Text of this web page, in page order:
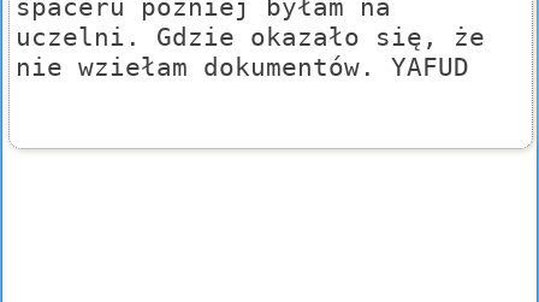
spaceru później byłam na
uczelni. Gdzie okazało się, że
nie wziełam dokumentów. YAFUD